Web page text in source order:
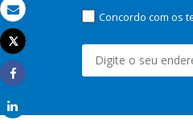
Email
Imprimir
Tweet
Share
Concordo com os